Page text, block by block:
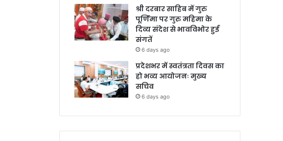
श्री दरबार साहिब में गुरु
पूर्णिमा पर गुरु महिमा के
दिव्य संदेश से भावविभोर हुई
संगतें
6 days ago
प्रदेशभर में स्वतंत्रता दिवस का
हो भव्य आयोजनः मुख्य
सचिव
6 days ago